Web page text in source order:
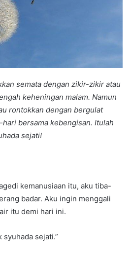
semata dengan zikir-zikir atau
keheningan malam. Namun
rontokkan dengan bergulat
bersama kebengisan. Itulah
sejati!
kemanusiaan itu, aku tiba-
badar. Aku ingin menggali
itu demi hari ini.
syuhada sejati.”